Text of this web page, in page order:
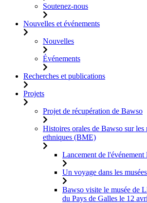
Soutenez-nous
Nouvelles et événements
Nouvelles
Événements
Recherches et publications
Projets
Projet de récupération de Bawso
Histoires orales de Bawso sur les
ethniques (BME)
Lancement de
Un voyage dans les
Bawso visite le musée de
du Pays de Galles le 12